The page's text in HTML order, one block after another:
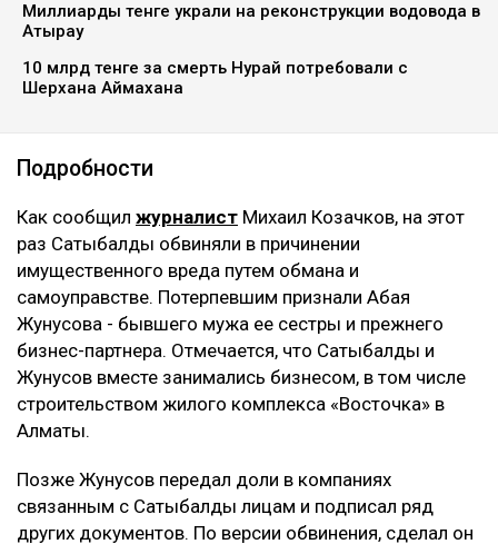
Миллиарды тенге украли на реконструкции водовода в
Атырау
10 млрд тенге за смерть Нурай потребовали с
Шерхана Аймахана
Подробности
Как сообщил журналист Михаил Козачков, на этот
раз Сатыбалды обвиняли в причинении
имущественного вреда путем обмана и
самоуправстве. Потерпевшим признали Абая
Жунусова - бывшего мужа ее сестры и прежнего
бизнес-партнера. Отмечается, что Сатыбалды и
Жунусов вместе занимались бизнесом, в том числе
строительством жилого комплекса «Восточка» в
Алматы.
Позже Жунусов передал доли в компаниях
связанным с Сатыбалды лицам и подписал ряд
других документов. По версии обвинения, сделал он